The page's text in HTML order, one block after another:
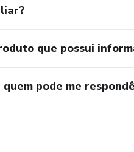
que possui
pode me